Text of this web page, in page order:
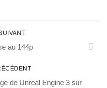
au 144p
de Unreal Engine 3 sur